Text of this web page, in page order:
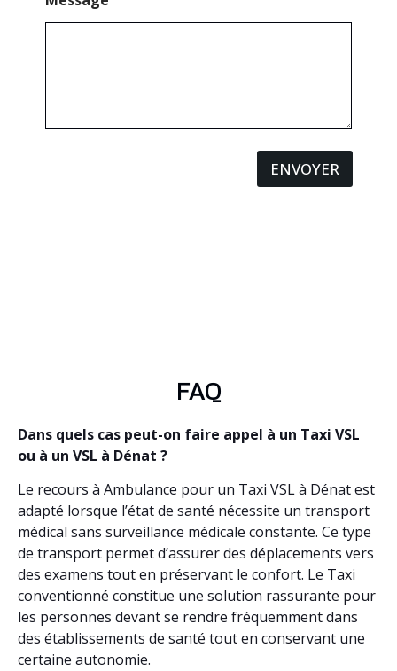
ENVOYER
FAQ
Dans quels cas peut-on faire appel à un Taxi VSL
ou à un VSL à Dénat ?
Le recours à Ambulance pour un Taxi VSL à Dénat est
adapté lorsque l’état de santé nécessite un transport
médical sans surveillance médicale constante. Ce type
de transport permet d’assurer des déplacements vers
des examens tout en préservant le confort. Le Taxi
conventionné constitue une solution rassurante pour
les personnes devant se rendre fréquemment dans
des établissements de santé tout en conservant une
certaine autonomie.